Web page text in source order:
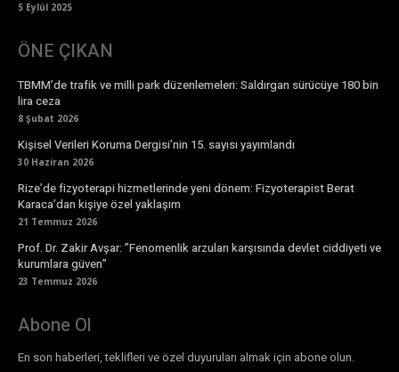
5 Eylül 2025
ÖNE ÇIKAN
TBMM’de trafik ve milli park düzenlemeleri: Saldırgan sürücüye 180 bin
lira ceza
8 Şubat 2026
Kişisel Verileri Koruma Dergisi’nin 15. sayısı yayımlandı
30 Haziran 2026
Rize’de fizyoterapi hizmetlerinde yeni dönem: Fizyoterapist Berat
Karaca’dan kişiye özel yaklaşım
21 Temmuz 2026
Prof. Dr. Zakir Avşar: ”Fenomenlik arzuları karşısında devlet ciddiyeti ve
kurumlara güven”
23 Temmuz 2026
Abone Ol
En son haberleri, teklifleri ve özel duyuruları almak için abone olun.